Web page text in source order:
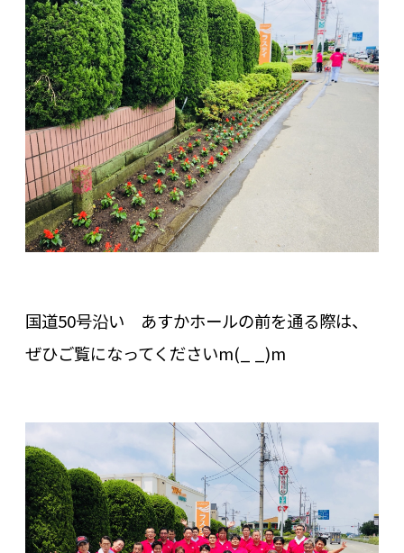
国道50号沿い あすかホールの前を通る際は、
ぜひご覧になってくださいm(_ _)m